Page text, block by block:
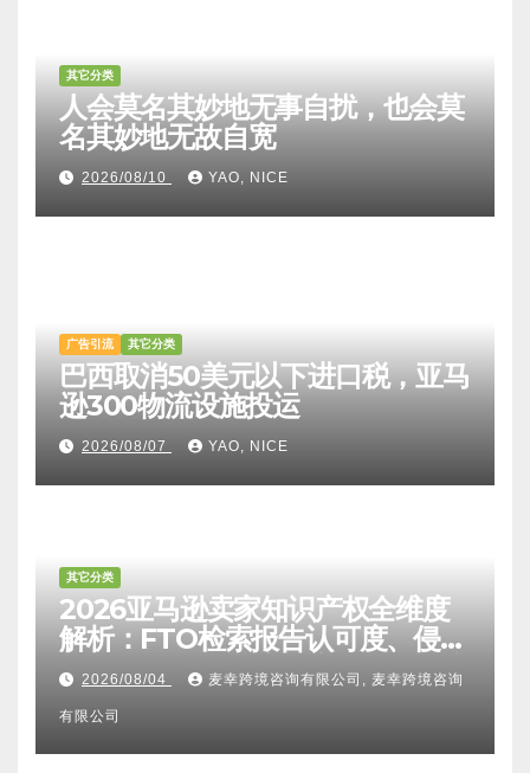
其它分类
人会莫名其妙地无事自扰，也会莫
名其妙地无故自宽
2026/08/10 YAO, NICE
广告引流 其它分类
巴西取消50美元以下进口税，亚马
逊300物流设施投运
2026/08/07 YAO, NICE
其它分类
2026亚马逊卖家知识产权全维度
解析：FTO检索报告认可度、侵权
比对区别、TRO应诉方法及服务商
甄选避坑全攻略
2026/08/04 麦幸跨境咨询有限公司, 麦幸跨境咨询
有限公司